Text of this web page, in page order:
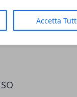
Accetta